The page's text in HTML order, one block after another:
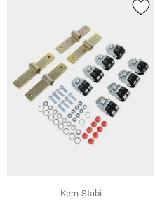
Kern-Stabi